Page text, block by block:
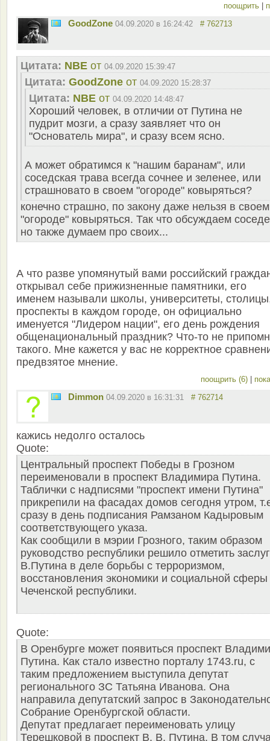
поощрить
GoodZone 04.09.2020 в 16:24:42 # 762713
Цитата: NBE от 04.09.2020 15:39:47
Цитата: GoodZone от 04.09.2020 15:28:37
Цитата: NBE от 04.09.2020 14:48:47
Хороший человек, в отличии от Путина не
пудрит мозги, а сразу заявляет что он
"Основатель мира", и сразу всем ясно.
А может обратимся к "нашим баранам", или
соседская трава всегда сочнее и зеленее, или
страшновато в своем "огороде" ковыряться?
конечно страшно, по закону даже нельзя в своем
"огороде" ковыряться. Так что обсуждаем
но также думаем про своих...
А что разве упомянутый вами российский
открывал себе прижизненные памятники, его
именем называли школы, университеты,
проспекты в каждом городе, он официально
именуется "Лидером нации", его день рождения
общенациональный праздник? Что-то не
такого. Мне кажется у вас не корректное
предвзятое мнение.
поощрить (6)
Dimmon 04.09.2020 в 16:31:31 # 762714
кажись недолго осталось
Quote:
Центральный проспект Победы в Грозном
переименовали в проспект Владимира Путина.
Таблички с надписями "проспект имени Путина"
прикрепили на фасадах домов сегодня утром,
сразу в день подписания Рамзаном Кадыровым
соответствующего указа.
Как сообщили в мэрии Грозного, таким образом
руководство республики решило отметить
В.Путина в деле борьбы с терроризмом,
восстановления экономики и социальной сферы
Чеченской республики.
Quote:
В Оренбурге может появиться проспект
Путина. Как стало известно порталу 1743.ru, с
таким предложением выступила депутат
регионального ЗС Татьяна Иванова. Она
направила депутатский запрос в
Собрание Оренбургской области.
Депутат предлагает переименовать улицу
Терешковой в проспект В. В. Путина. В том